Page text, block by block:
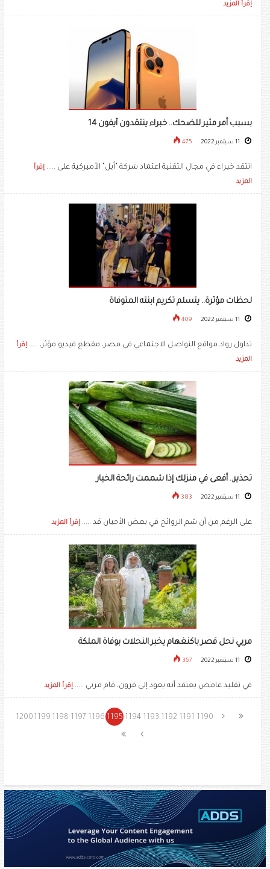
إقرأ المزيد
بسبب أمر مثير للضحك.. خبراء ينتقدون آيفون 14
475
انتقد خبراء في مجال التقنية اعتماد شركة "أبل" الأميركية على ..... إقرأ
المزيد
لحظات مؤثرة.. يتسلم تكريم ابنته المتوفاة
409
تداول رواد مواقع التواصل الاجتماعي في مصر، مقطع فيديو مؤثر، ..... إقرأ
المزيد
تحذير.. أفعى في منزلك إذا شممت رائحة الخيار
383
على الرغم من أن شم الروائح في بعض الأحيان قد ..... إقرأ المزيد
مربي نحل قصر باكنغهام يخبر النحلات بوفاة الملكة
357
في تقليد غامض يعتقد أنه يعود إلى قرون، قام مربي ..... إقرأ المزيد
1190
1191
1192
1193
1194
1195
1196
1197
1198
1199
1200